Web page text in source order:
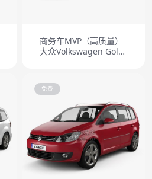
商务车MVP（高质量）
大众Volkswagen Golf
免费